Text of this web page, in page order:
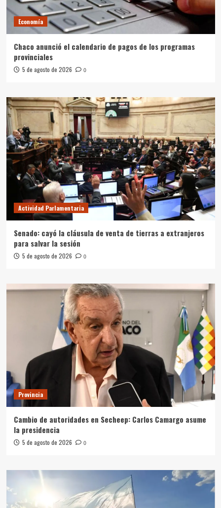
Economía
Chaco anunció el calendario de pagos de los programas
provinciales
5 de agosto de 2026 0
Actividad Parlamentaria
Senado: cayó la cláusula de venta de tierras a extranjeros
para salvar la sesión
5 de agosto de 2026 0
Provincia
Cambio de autoridades en Secheep: Carlos Camargo asume
la presidencia
5 de agosto de 2026 0